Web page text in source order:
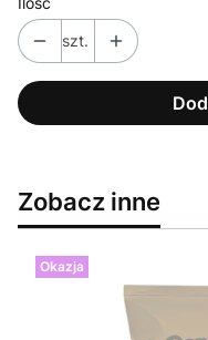
szt.
Zobacz inne
Okazja